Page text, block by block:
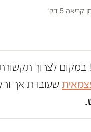
קריאה 5 דק׳
במקום לצרוך
שעובדת אך